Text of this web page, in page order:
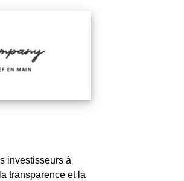
investisseurs à
transparence et la